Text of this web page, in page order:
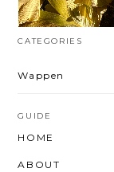
CATEGORIES
Wappen
GUIDE
HOME
ABOUT